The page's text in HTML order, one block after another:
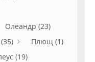
Олеандр (23)
Плющ (1)
(19)